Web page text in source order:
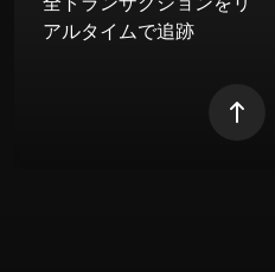
アルタイムで追跡